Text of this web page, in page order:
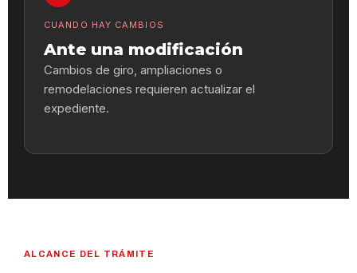
CUANDO HAY CAMBIOS
Ante una modificación
Cambios de giro, ampliaciones o
remodelaciones requieren actualizar el
expediente.
ALCANCE DEL TRÁMITE